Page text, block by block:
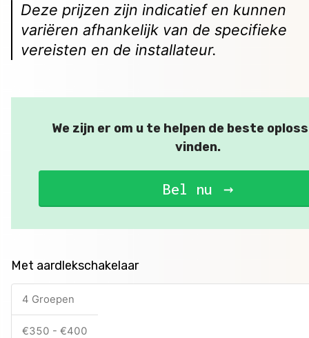
Deze prijzen zijn indicatief en kunnen
variëren afhankelijk van de specifieke
vereisten en de installateur.
We zijn er om u te helpen de beste
vinden.
Bel nu
Met aardlekschakelaar
4 Groepen
€350 - €400